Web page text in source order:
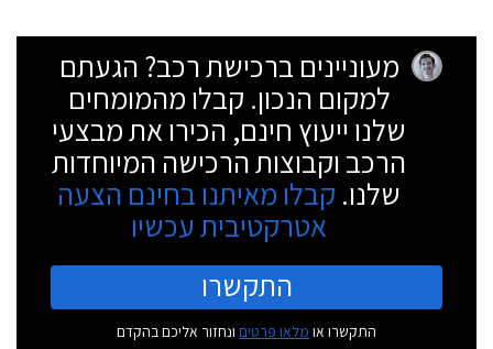
מעוניינים ברכישת רכב? הגעתם
למקום הנכון. קבלו מהמומחים
שלנו ייעוץ חינם, הכירו את מבצעי
הרכב וקבוצות הרכישה המיוחדות
שלנו. קבלו מאיתנו בחינם הצעה
אטרקטיבית עכשיו
התקשרו
התקשרו או מלאו פרטים ונחזור אליכם בהקדם